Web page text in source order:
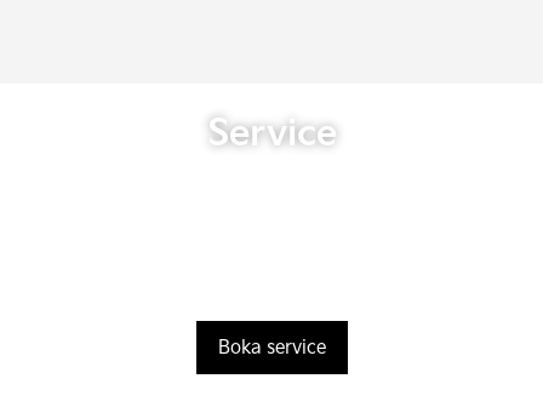
Service
Boka service